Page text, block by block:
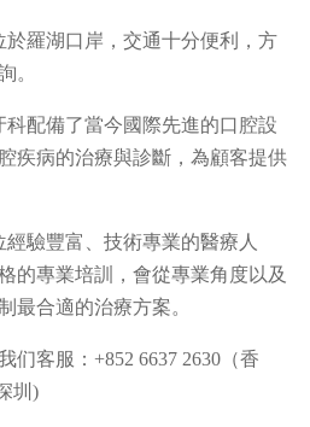
於羅湖口岸，交通十分便利，方
。
科配備了當今國際先進的口腔設
疾病的治療與診斷，為顧客提供
驗豐富、技術專業的醫療人
的專業培訓，會從專業角度以及
最合適的治療方案。
们客服：+852 6637 2630（香
圳)